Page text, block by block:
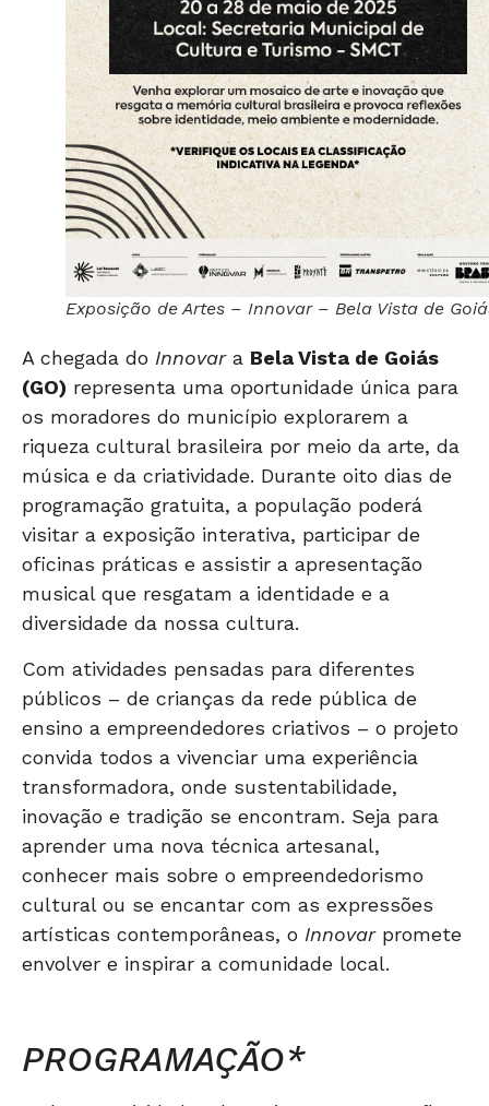
Exposição de Artes – Innovar – Bela Vista de
A chegada do Innovara Bela Vista de Goiás
(GO) representa uma oportunidade única para
os moradores do município explorarem a
riqueza cultural brasileira por meio da arte, da
música e da criatividade. Durante oito dias de
programação gratuita, a população poderá
visitar a exposição interativa, participar de
oficinas práticas e assistir a apresentação
musical que resgatam a identidade e a
diversidade da nossa cultura.
Com atividades pensadas para diferentes
públicos – de crianças da rede pública de
ensino a empreendedores criativos – o projeto
convida todos a vivenciar uma experiência
transformadora, onde sustentabilidade,
inovação e tradição se encontram. Seja para
aprender uma nova técnica artesanal,
conhecer mais sobre o empreendedorismo
cultural ou se encantar com as expressões
artísticas contemporâneas, o Innovarpromete
envolver e inspirar a comunidade local.
PROGRAMAÇÃO*